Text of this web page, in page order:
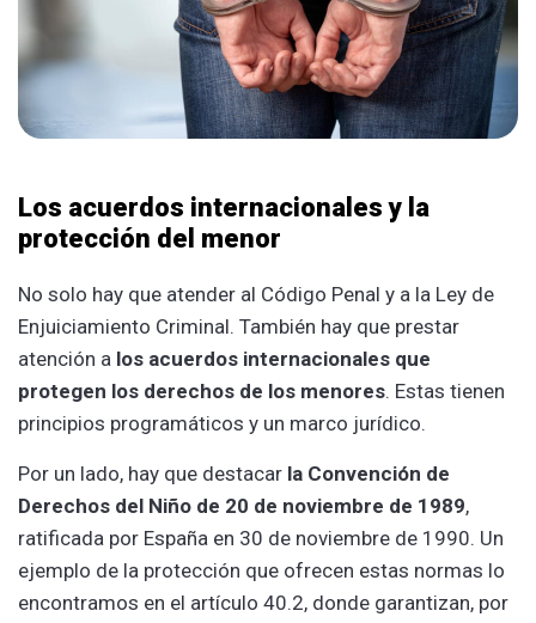
Los acuerdos internacionales y la
protección del menor
No solo hay que atender al Código Penal y a la Ley de
Enjuiciamiento Criminal. También hay que prestar
atención a los acuerdos internacionales que
protegen los derechos de los menores. Estas tienen
principios programáticos y un marco jurídico.
Por un lado, hay que destacar la Convención de
Derechos del Niño de 20 de noviembre de 1989,
ratificada por España en 30 de noviembre de 1990. Un
ejemplo de la protección que ofrecen estas normas lo
encontramos en el artículo 40.2, donde garantizan, por